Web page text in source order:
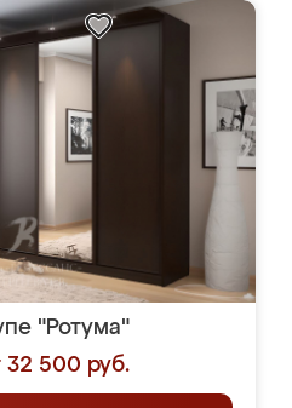
"Ротума"
32 500 руб.